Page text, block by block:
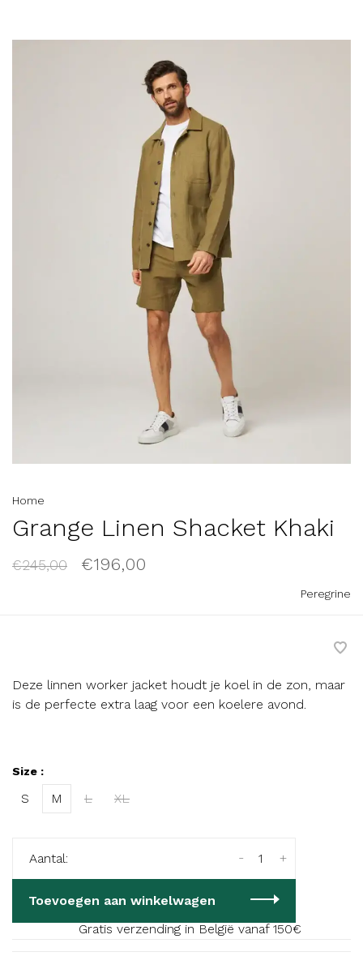
Home
Grange Linen Shacket Khaki
€245,00 €196,00
Peregrine
Deze linnen worker jacket houdt je koel in de zon, maar
is de perfecte extra laag voor een koelere avond.
Size :
S M L XL
Aantal: +
-
Toevoegen aan winkelwagen
Gratis verzending in België vanaf 150€